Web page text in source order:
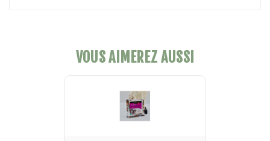
VOUS AIMEREZ AUSSI